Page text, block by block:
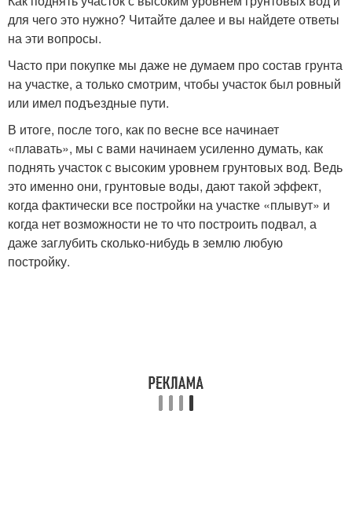
для чего это нужно? Читайте далее и вы найдете ответы
на эти вопросы.
Часто при покупке мы даже не думаем про состав грунта
на участке, а только смотрим, чтобы участок был ровный
или имел подъездные пути.
В итоге, после того, как по весне все начинает
«плавать», мы с вами начинаем усиленно думать, как
поднять участок с высоким уровнем грунтовых вод. Ведь
это именно они, грунтовые воды, дают такой эффект,
когда фактически все постройки на участке «плывут» и
когда нет возможности не то что построить подвал, а
даже заглубить сколько-нибудь в землю любую
постройку.